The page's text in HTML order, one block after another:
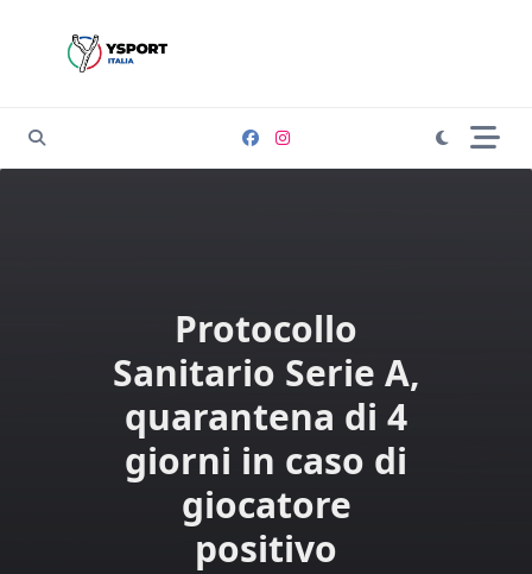
Protocollo
Sanitario Serie A,
quarantena di 4
giorni in caso di
giocatore
positivo